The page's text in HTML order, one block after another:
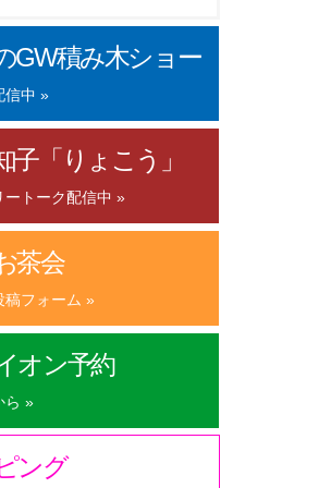
GW積み木ショー
信中 »
子「りょこう」
ートーク配信中 »
茶会
稿フォーム »
オン予約
ら »
ング